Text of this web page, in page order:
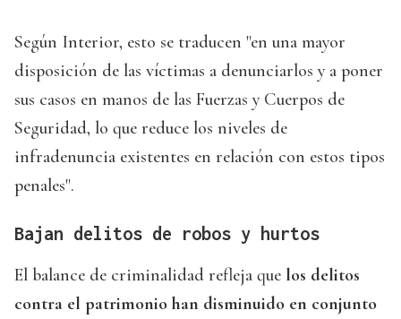
Según Interior, esto se traducen "en una mayor
disposición de las víctimas a denunciarlos y a poner
sus casos en manos de las Fuerzas y Cuerpos de
Seguridad, lo que reduce los niveles de
infradenuncia existentes en relación con estos tipos
penales".
Bajan delitos de robos y hurtos
El balance de criminalidad refleja que los delitos
contra el patrimonio han disminuido en conjunto